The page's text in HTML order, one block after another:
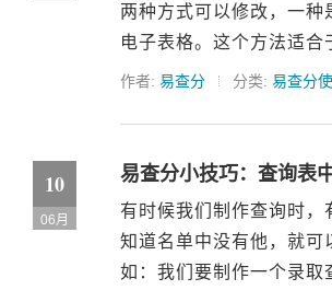
两种方式可以修改，一
电子表格。这个方法适
作者: 易查分 分类: 易查分
10
06月
易查分小技巧：查询表
有时候我们制作查询时，
知道名单中没有他，就可
如：我们要制作一个录取